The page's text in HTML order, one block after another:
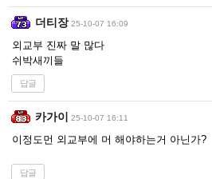
더티장 25-10-07 16:09
외교부 진짜 말 많다
쉬박새끼들
답글
카가이 25-10-07 16:11
이정도먼 외교부에 머 해야하는거 아닌가?
답글